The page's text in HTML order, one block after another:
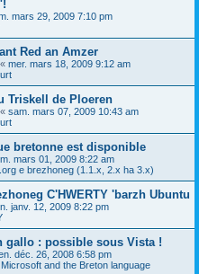
mars 29, 2009 7:10 pm
Red an Amzer
« mer. mars 18, 2009 9:12 am
Triskell de Ploeren
« sam. mars 07, 2009 10:43 am
bretonne est disponible
mars 01, 2009 8:22 am
e brezhoneg (1.1.x, 2.x ha 3.x)
C'HWERTY 'barzh Ubuntu
janv. 12, 2009 8:22 pm
gallo : possible sous Vista !
déc. 26, 2008 6:58 pm
and the Breton language